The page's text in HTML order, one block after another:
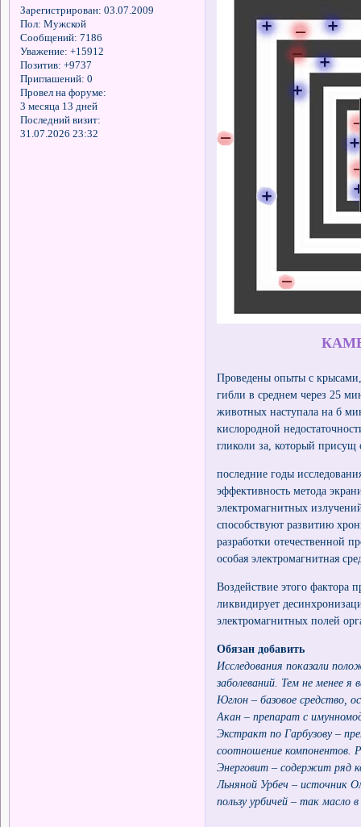
Зарегистрирован: 03.07.2009
Пол: Мужской
Сообщений: 7186
Уважение: +15912
Позитив: +9737
Приглашений: 0
Провел на форуме:
3 месяца 13 дней
Последний визит:
31.07.2026 23:32
Проведены опыты с крысами,
гибли в среднем через 25
животных наступала на б
кислородной
гликоли за, который присущ
последние годы
эффективность метода
электромагнитных
способствуют развитию
разработки отечественной
особая электромагнитная
Воздействие этого фактора
ликвидирует
электромагнитных полей
Обязан добавить
Исследования показали
заболеваний. Тем не менее
Юглон – базовое средство,
Акан – препарат с
Экстракт по Гарбузову –
соотношение компонентов.
Энерговит – содержит ряд
Льняной Урбеч – источник
пользу урбичей – так масло